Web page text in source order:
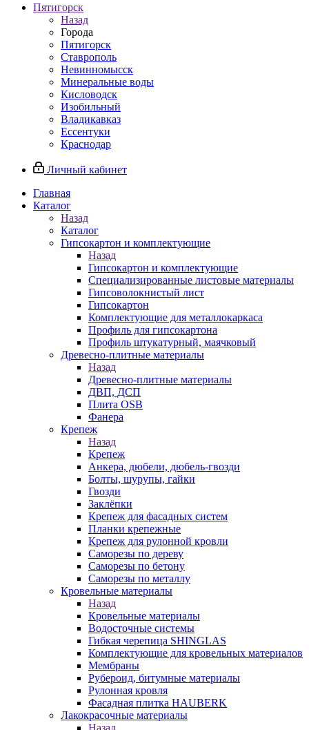
Пятигорск
Назад
Города
Пятигорск
Ставрополь
Невинномысск
Минеральные воды
Кисловодск
Изобильный
Владикавказ
Ессентуки
Краснодар
Личный кабинет
Главная
Каталог
Назад
Каталог
Гипсокартон и комплектующие
Назад
Гипсокартон и комплектующие
Специализированные листовые материалы
Гипсоволокнистый лист
Гипсокартон
Комплектующие для металлокаркаса
Профиль для гипсокартона
Профиль штукатурный, маячковый
Древесно-плитные материалы
Назад
Древесно-плитные материалы
ДВП, ДСП
Плита OSB
Фанера
Крепеж
Назад
Крепеж
Анкера, дюбели, дюбель-гвозди
Болты, шурупы, гайки
Гвозди
Заклёпки
Крепеж для фасадных систем
Планки крепежные
Крепеж для рулонной кровли
Саморезы по дереву
Саморезы по бетону
Саморезы по металлу
Кровельные материалы
Назад
Кровельные материалы
Водосточные системы
Гибкая черепица SHINGLAS
Комплектующие для кровельных материалов
Мембраны
Рубероид, битумные материалы
Рулонная кровля
Фасадная плитка HAUBERK
Лакокрасочные материалы
Назад